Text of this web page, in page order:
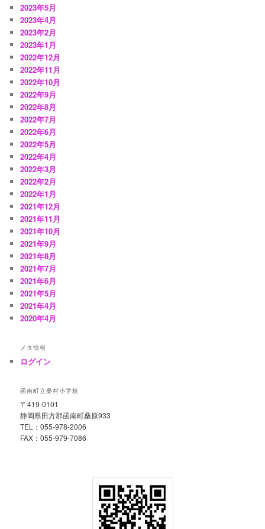
2023年5月
2023年4月
2023年2月
2023年1月
2022年12月
2022年11月
2022年10月
2022年9月
2022年8月
2022年7月
2022年6月
2022年5月
2022年4月
2022年3月
2022年2月
2022年1月
2021年12月
2021年11月
2021年10月
2021年9月
2021年8月
2021年7月
2021年6月
2021年5月
2021年4月
2020年4月
メタ情報
ログイン
函南町立桑村小学校
〒419-0101
静岡県田方郡函南町桑原933
TEL：055-978-2006
FAX：055-979-7086